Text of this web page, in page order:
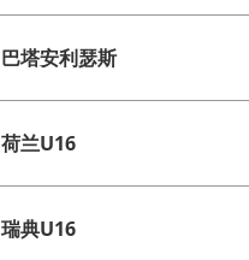
巴塔安利瑟斯
荷兰U16
瑞典U16